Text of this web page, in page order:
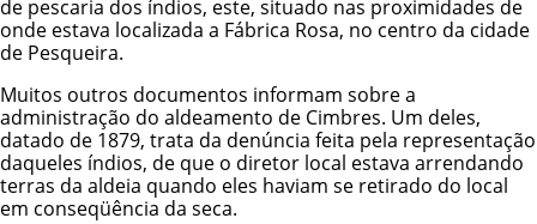
de pescaria dos índios, este, situado nas proximidades de
onde estava localizada a Fábrica Rosa, no centro da cidade
de Pesqueira.
Muitos outros documentos informam sobre a
administração do aldeamento de Cimbres. Um deles,
datado de 1879, trata da denúncia feita pela representação
daqueles índios, de que o diretor local estava arrendando
terras da aldeia quando eles haviam se retirado do local
em conseqüência da seca.